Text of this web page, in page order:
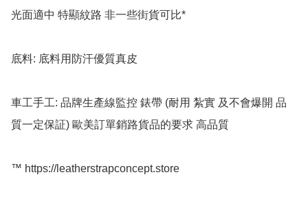
光面適中 特顯紋路 非一些街貨可比*
底料: 底料用防汗優質真皮
車工手工: 品牌生產線監控 錶帶 (耐用 紮實 及不會爆開 品
質一定保証) 歐美訂單銷路貨品的要求 高品質
™️ https://leatherstrapconcept.store